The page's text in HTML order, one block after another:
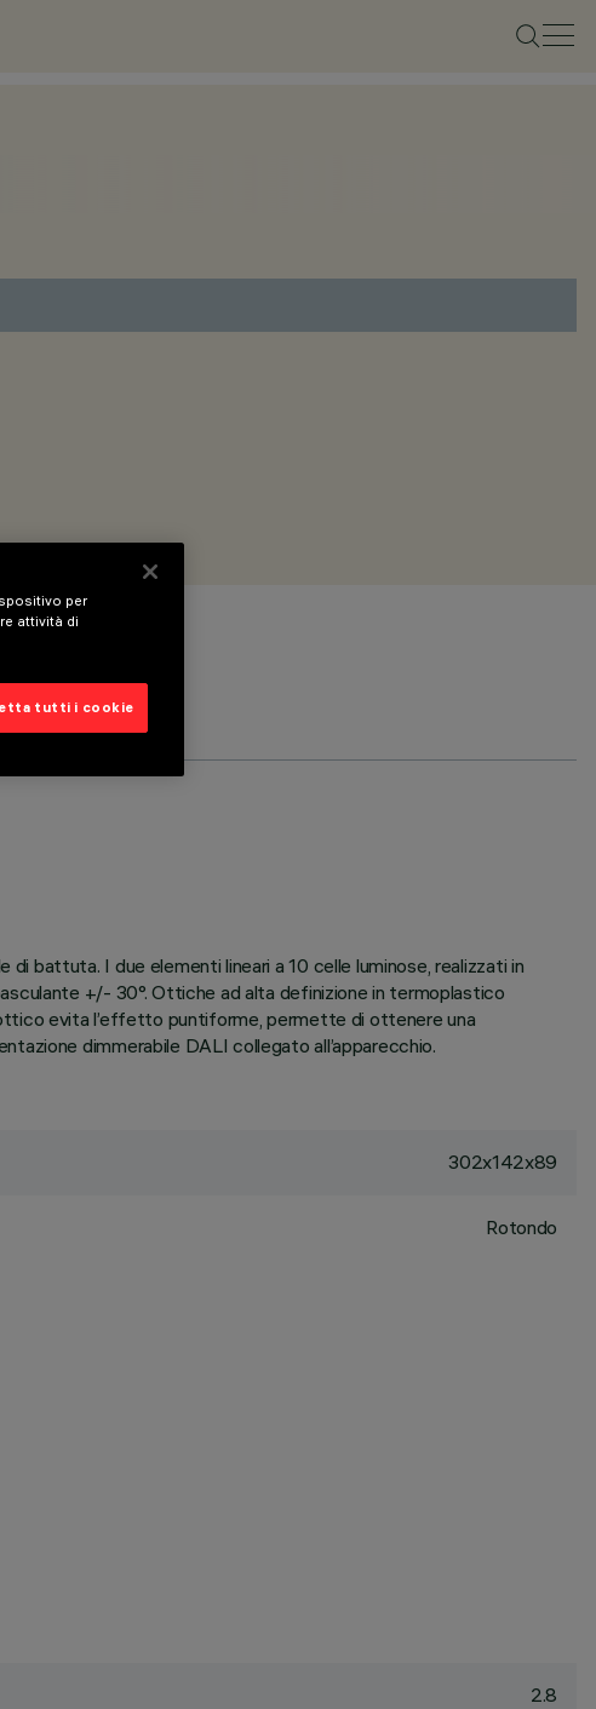
battuta. I due elementi lineari a 10 celle luminose, realizzati in
+/- 30°. Ottiche ad alta definizione in termoplastico
evita l’effetto puntiforme, permette di ottenere una
dimmerabile DALI collegato all’apparecchio.
302x142x89
Rotondo
2.8
per
attività di
tutti i cookie